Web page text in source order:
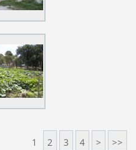
1 2 3 4 > >>